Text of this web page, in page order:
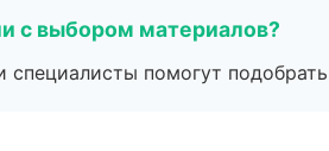
с выбором материалов?
специалисты помогут